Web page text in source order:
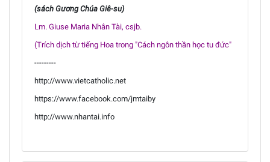
(sách Gương Chúa Giê-su)
Lm. Giuse Maria Nhân Tài, csjb.
(Trích dịch từ tiếng Hoa trong "Cách ngôn thần học tu đức"
---------
http://www.vietcatholic.net
https://www.facebook.com/jmtaiby
http://www.nhantai.info